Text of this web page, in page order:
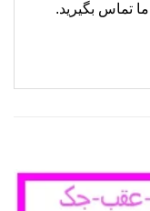
تماس بگیرید.